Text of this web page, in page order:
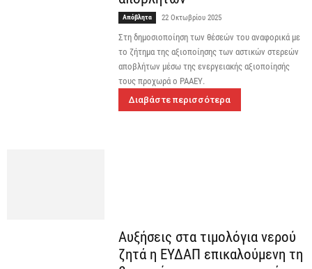
Απόβλητα 22 Οκτωβρίου 2025
Στη δημοσιοποίηση των θέσεών του αναφορικά με
το ζήτημα της αξιοποίησης των αστικών στερεών
αποβλήτων μέσω της ενεργειακής αξιοποίησής
τους προχωρά ο ΡΑΑΕΥ.
Διαβάστε περισσότερα
Αυξήσεις στα τιμολόγια νερού
ζητά η ΕΥΔΑΠ επικαλούμενη τη